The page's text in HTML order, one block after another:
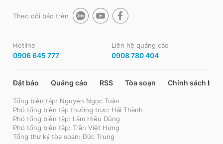
Theo dõi báo trên
Hotline
0906 645 777
Liên hệ quảng cáo
0908 780 404
Đặt báo Quảng cáo RSS Tòa soạn Chính sách bảo
Tổng biên tập: Nguyễn Ngọc Toàn
Phó tổng biên tập thường trực: Hải Thành
Phó tổng biên tập: Lâm Hiếu Dũng
Phó tổng biên tập: Trần Việt Hưng
Tổng thư ký tòa soạn: Đức Trung